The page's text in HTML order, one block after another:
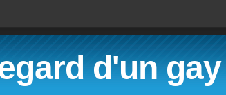
d'un gay